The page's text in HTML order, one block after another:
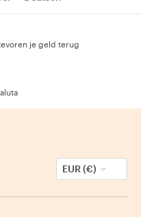
je geld terug
EUR (€)